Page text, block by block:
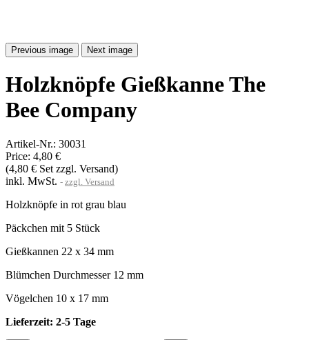
Previous image Next image
Holzknöpfe Gießkanne The
Bee Company
Artikel-Nr.: 30031
Price: 4,80 €
(4,80 € Set zzgl. Versand)
inkl. MwSt.
zzgl. Versand
Holzknöpfe in rot grau blau
Päckchen mit 5 Stück
Gießkannen 22 x 34 mm
Blümchen Durchmesser 12 mm
Vögelchen 10 x 17 mm
Lieferzeit: 2-5 Tage